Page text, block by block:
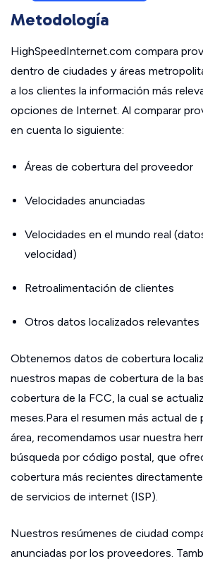
Metodología
HighSpeedInternet.com compara
dentro de ciudades y áreas
a los clientes la información más
opciones de Internet. Al comparar
en cuenta lo siguiente:
Áreas de cobertura del proveedor
Velocidades anunciadas
Velocidades en el mundo real
velocidad)
Retroalimentación de clientes
Otros datos localizados relevantes
Obtenemos datos de cobertura
nuestros mapas de cobertura de la
cobertura de la FCC, la cual se
meses.Para el resumen más actual
área, recomendamos usar nuestra
búsqueda por código postal, que
cobertura más recientes
de servicios de internet (ISP).
Nuestros resúmenes de ciudad
anunciadas por los proveedores.